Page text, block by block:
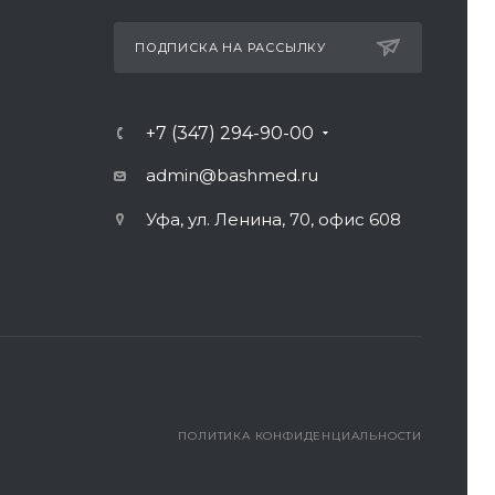
ПОДПИСКА НА РАССЫЛКУ
+7 (347) 294-90-00
admin@bashmed.ru
Уфа, ул. Ленина, 70, офис 608
ПОЛИТИКА КОНФИДЕНЦИАЛЬНОСТИ